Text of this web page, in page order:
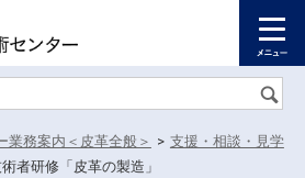
業務案内＜皮革全般＞ > 支援・相談・見学
者研修「皮革の製造」